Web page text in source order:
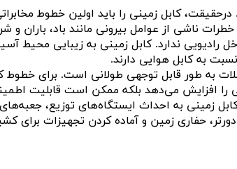
کابل زمینی را باید اولین خطوط
ناشی از عوامل بیرونی مانند باد، باران و
ندارد. کابل زمینی به زیبایی محیط
به کابل هوایی دارند.
به طور قابل توجهی طولانی است. برای خطوط
را افزایش می‌دهد بلکه ممکن است قابلیت
زمینی به احداث ایستگاه‌های توزیع، جعبه‌های
دورتر، حفاری زمین و آماده کردن تجهیزات برای